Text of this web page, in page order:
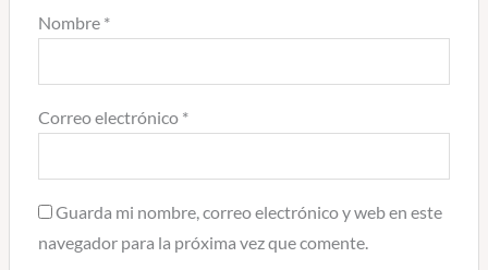
Nombre *
Correo electrónico *
Guarda mi nombre, correo electrónico y web en este
navegador para la próxima vez que comente.